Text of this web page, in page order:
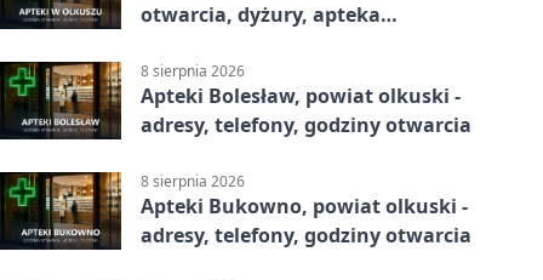
otwarcia, dyżury, apteka
8 sierpnia 2026
Apteki Bolesław, powiat olkuski -
adresy, telefony, godziny otwarcia
8 sierpnia 2026
Apteki Bukowno, powiat olkuski -
adresy, telefony, godziny otwarcia